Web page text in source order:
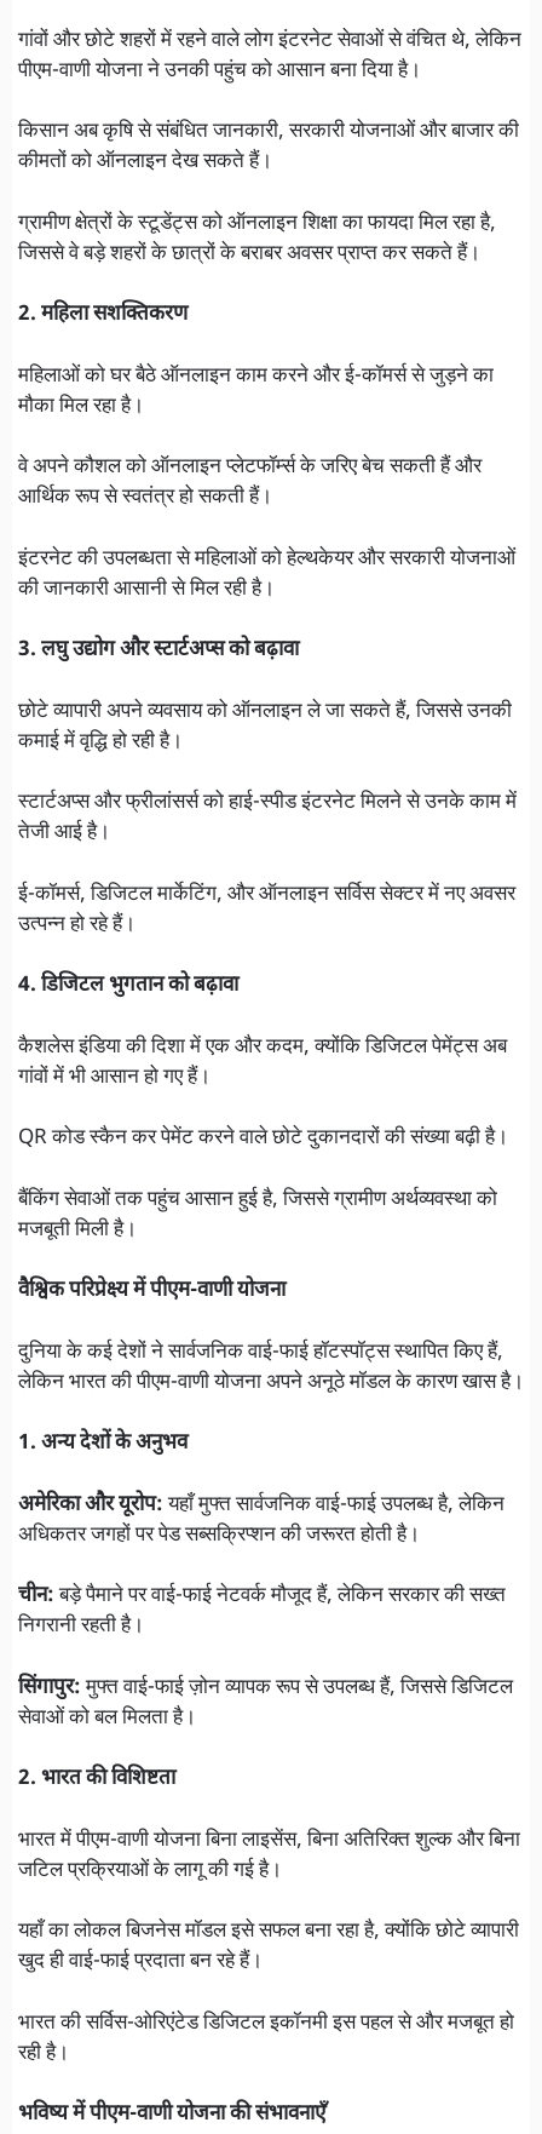
गांवों और छोटे शहरों में रहने वाले लोग इंटरनेट सेवाओं से वंचित थे, लेकिन
पीएम-वाणी योजना ने उनकी पहुंच को आसान बना दिया है।
किसान अब कृषि से संबंधित जानकारी, सरकारी योजनाओं और बाजार की
कीमतों को ऑनलाइन देख सकते हैं।
ग्रामीण क्षेत्रों के स्टूडेंट्स को ऑनलाइन शिक्षा का फायदा मिल रहा है,
जिससे वे बड़े शहरों के छात्रों के बराबर अवसर प्राप्त कर सकते हैं।
2. महिला सशक्तिकरण
महिलाओं को घर बैठे ऑनलाइन काम करने और ई-कॉमर्स से जुड़ने का
मौका मिल रहा है।
वे अपने कौशल को ऑनलाइन प्लेटफॉर्म्स के जरिए बेच सकती हैं और
आर्थिक रूप से स्वतंत्र हो सकती हैं।
इंटरनेट की उपलब्धता से महिलाओं को हेल्थकेयर और सरकारी योजनाओं
की जानकारी आसानी से मिल रही है।
3. लघु उद्योग और स्टार्टअप्स को बढ़ावा
छोटे व्यापारी अपने व्यवसाय को ऑनलाइन ले जा सकते हैं, जिससे उनकी
कमाई में वृद्धि हो रही है।
स्टार्टअप्स और फ्रीलांसर्स को हाई-स्पीड इंटरनेट मिलने से उनके काम में
तेजी आई है।
ई-कॉमर्स, डिजिटल मार्केटिंग, और ऑनलाइन सर्विस सेक्टर में नए अवसर
उत्पन्न हो रहे हैं।
4. डिजिटल भुगतान को बढ़ावा
कैशलेस इंडिया की दिशा में एक और कदम, क्योंकि डिजिटल पेमेंट्स अब
गांवों में भी आसान हो गए हैं।
QR कोड स्कैन कर पेमेंट करने वाले छोटे दुकानदारों की संख्या बढ़ी है।
बैंकिंग सेवाओं तक पहुंच आसान हुई है, जिससे ग्रामीण अर्थव्यवस्था को
मजबूती मिली है।
वैश्विक परिप्रेक्ष्य में पीएम-वाणी योजना
दुनिया के कई देशों ने सार्वजनिक वाई-फाई हॉटस्पॉट्स स्थापित किए हैं,
लेकिन भारत की पीएम-वाणी योजना अपने अनूठे मॉडल के कारण खास है।
1. अन्य देशों के अनुभव
अमेरिका और यूरोप:यहाँ मुफ्त सार्वजनिक वाई-फाई उपलब्ध है, लेकिन
अधिकतर जगहों पर पेड सब्सक्रिप्शन की जरूरत होती है।
चीन:बड़े पैमाने पर वाई-फाई नेटवर्क मौजूद हैं, लेकिन सरकार की सख्त
निगरानी रहती है।
सिंगापुर:मुफ्त वाई-फाई ज़ोन व्यापक रूप से उपलब्ध हैं, जिससे डिजिटल
सेवाओं को बल मिलता है।
2. भारत की विशिष्टता
भारत में पीएम-वाणी योजना बिना लाइसेंस, बिना अतिरिक्त शुल्क और बिना
जटिल प्रक्रियाओं के लागू की गई है।
यहाँ का लोकल बिजनेस मॉडल इसे सफल बना रहा है, क्योंकि छोटे व्यापारी
खुद ही वाई-फाई प्रदाता बन रहे हैं।
भारत की सर्विस-ओरिएंटेड डिजिटल इकॉनमी इस पहल से और मजबूत हो
रही है।
भविष्य में पीएम-वाणी योजना की संभावनाएँ